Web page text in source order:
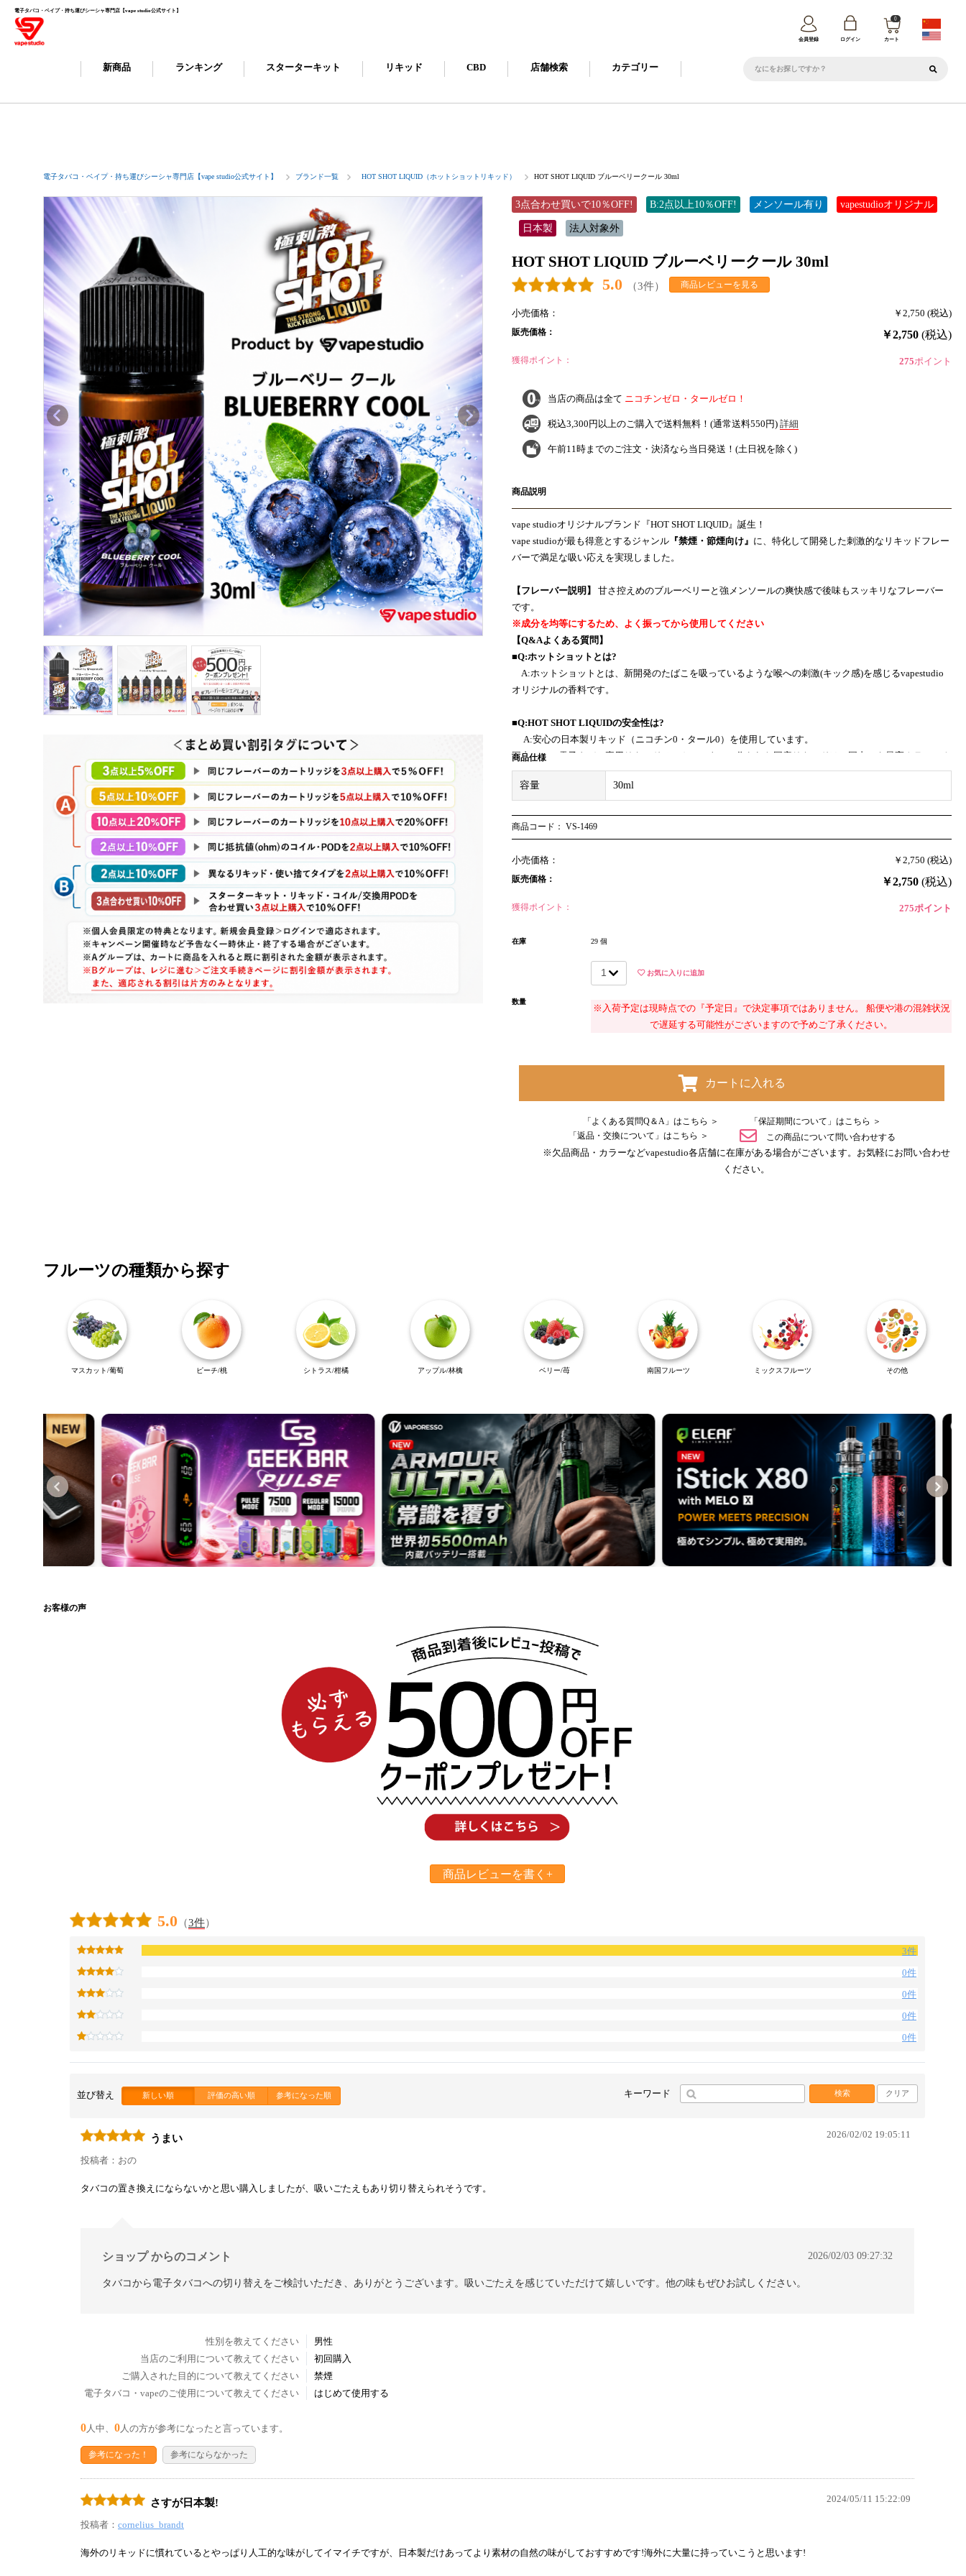
電子タバコ・ベイプ・持ち運びシーシャ専門店【vape studio公式サイト】
会員登録 ログイン
0
カート
新商品 ランキング スターターキット リキッド CBD 店舗検索 カテゴリー
電子タバコ・ベイプ・持ち運びシーシャ専門店【vape studio公式サイト】 ブランド一覧 HOT SHOT LIQUID（ホットショットリキッド） HOT SHOT LIQUID ブルーベリークール 30ml
3点合わせ買いで10％OFF! B:2点以上10％OFF! メンソール有り vapestudioオリジナル
日本製 法人対象外
HOT SHOT LIQUID ブルーベリークール 30ml
5.0 （3件） 商品レビューを見る
小売価格： ￥2,750 (税込)
販売価格： ￥2,750 (税込)
獲得ポイント： 275ポイント
当店の商品は全て ニコチンゼロ・タールゼロ！
税込3,300円以上のご購入で送料無料！ (通常送料550円) 詳細
午前11時までのご注文・決済なら 当日発送！ (土日祝を除く)
商品説明
vape studioオリジナルブランド『HOT SHOT LIQUID』誕生！
vape studioが最も得意とするジャンル 『禁煙・節煙向け』 に、特化して開発した刺激的なリキッドフレー
バーで満足な吸い応えを実現しました。
【フレーバー説明】
甘さ控えめのブルーベリーと強メンソールの爽快感で後味もスッキリなフレーバー
です。
※成分を均等にするため、よく振ってから使用してください
【Q&Aよくある質問】
■Q:ホットショットとは?
A:ホットショットとは、新開発のたばこを吸っているような喉への刺激(キック感)を感じるvapestudio
オリジナルの香料です。
■Q:HOT SHOT LIQUIDの安全性は?
A:安心の日本製リキッド（ニコチン0・タール0）を使用しています。
国内No.1の電子タバコ専用リキッドメーカーによって作られた国産リキッドは、国内でも最高クラスのク
オリティで質の高いフレーバーの味わいを再現しています。
A:喉に超刺激的なストロングな吸い応えです。
ホットショットと最強メンソールによってタバコを吸った時のような刺激のある爽快な喉越しを実感でき
ます。
■Q:相性がいいVAPEデバイスは?
バイスが最もおすすめです。
のVAPEデバイスは、咽たて喉を傷める可能性があります。また、高出力デバイスではコイルが焦げやす
くなりますので使用される際には注意が必要です。
・レギュラータバコ（メンソール無し）
重厚なレギュラータバコのフレーバーに「ホットショット」の刺激を足した吸い応え抜群な味わいで
※メンソール無し
是非、HOT SHOT LIQUIDで禁煙・節煙にチャレンジしてみてはいかがでしょうか。
今までのメンソールリキッドでは物足りないと感じていた方も、満足な吸い応えと高クオリティーな味わ
いを楽しめます！
商品仕様
容量 30ml
商品コード： VS-1469
小売価格： ￥2,750 (税込)
販売価格： ￥2,750 (税込)
獲得ポイント： 275ポイント
在庫 29 個
数量
お気に入りに追加
※入荷予定は現時点での『予定日』で決定事項ではありません。 船便や港の混雑状況
で遅延する可能性がございますので予めご了承ください。
カートに入れる
「よくある質問Q＆A」はこちら ＞
「保証期間について」はこちら ＞
「返品・交換について」はこちら ＞
この商品について問い合わせする
※欠品商品・カラーなどvapestudio各店舗に在庫がある場合がございます。お気軽にお問い合わせ
ください。
フルーツの種類から探す
マスカット/葡萄 ピーチ/桃 シトラス/柑橘 アップル/林檎 ベリー/苺 南国フルーツ ミックスフルーツ その他
お客様の声
商品レビューを書く+
5.0 （3件）
3件
0件
0件
0件
0件
並び替え 新しい順 評価の高い順 参考になった順 キーワード 検索 クリア
うまい 2026/02/02 19:05:11
投稿者：おの
タバコの置き換えにならないかと思い購入しましたが、吸いごたえもあり切り替えられそうです。
ショップ からのコメント 2026/02/03 09:27:32
タバコから電子タバコへの切り替えをご検討いただき、ありがとうございます。吸いごたえを感じていただけて嬉しいです。他の味もぜひお試しください。
性別を教えてください
男性
当店のご利用について教えてください
初回購入
ご購入された目的について教えてください
禁煙
電子タバコ・vapeのご使用について教えてください
はじめて使用する
0 人中、 0 人の方が参考になったと言っています。
参考になった！ 参考にならなかった
さすが日本製! 2024/05/11 15:22:09
投稿者： cornelius_brandt
海外のリキッドに慣れているとやっぱり人工的な味がしてイマイチですが、日本製だけあってより素材の自然の味がしておすすめです!海外に大量に持っていこうと思います!